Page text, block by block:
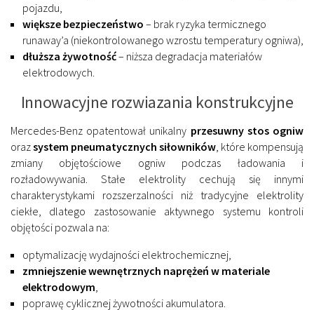
pojazdu,
większe bezpieczeństwo – brak ryzyka termicznego
runaway’a (niekontrolowanego wzrostu temperatury ogniwa),
dłuższa żywotność– niższa degradacja materiałów
elektrodowych.
Innowacyjne rozwiazania konstrukcyjne
Mercedes-Benz opatentował unikalny przesuwny stos ogniw
orazsystem pneumatycznych siłowników, które kompensują
zmiany objętościowe ogniw podczas ładowania i
rozładowywania. Stałe elektrolity cechują się innymi
charakterystykami rozszerzalności niż tradycyjne elektrolity
ciekłe, dlatego zastosowanie aktywnego systemu kontroli
objętości pozwala na:
optymalizację wydajności elektrochemicznej,
zmniejszenie wewnętrznych naprężeń w materiale
elektrodowym,
poprawę cyklicznej żywotności akumulatora.